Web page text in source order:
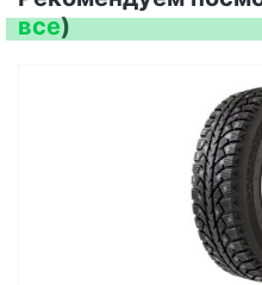
все)